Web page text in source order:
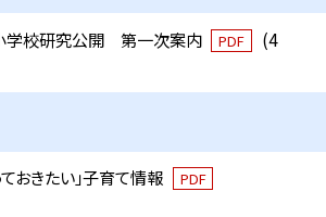
校研究公開 第一次案内 PDF
(4
おきたい」子育て情報 PDF